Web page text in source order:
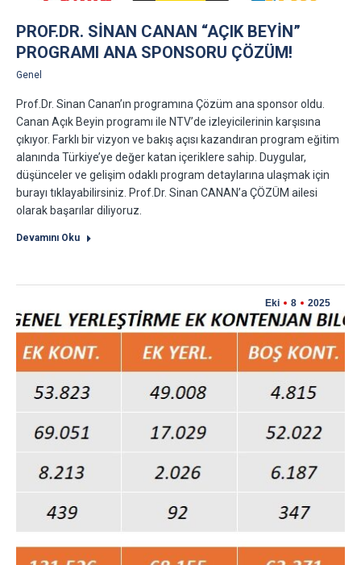
PROF.DR. SINAN CANAN “AÇIK BEYIN”
PROGRAMI ANA SPONSORU ÇÖZÜM!
Genel
Prof.Dr. Sinan Canan’ın programına Çözüm ana sponsor oldu.
Canan Açık Beyin programı ile NTV’de izleyicilerinin karşısına
çıkıyor. Farklı bir vizyon ve bakış açısı kazandıran program eğitim
alanında Türkiye’ye değer katan içeriklere sahip. Duygular,
düşünceler ve gelişim odaklı program detaylarına ulaşmak için
burayı tıklayabilirsiniz. Prof.Dr. Sinan CANAN’a ÇÖZÜM ailesi
olarak başarılar diliyoruz.
Devamını Oku
Eki 8 2025